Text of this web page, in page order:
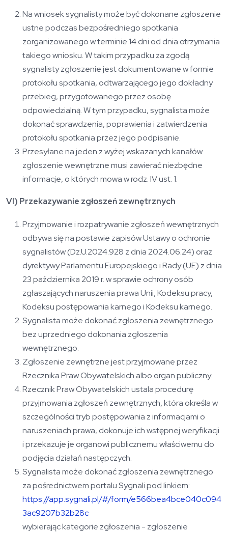
Na wniosek sygnalisty może być dokonane zgłoszenie
ustne podczas bezpośredniego spotkania
zorganizowanego w terminie 14 dni od dnia otrzymania
takiego wniosku. W takim przypadku za zgodą
sygnalisty zgłoszenie jest dokumentowane w formie
protokołu spotkania, odtwarzającego jego dokładny
przebieg, przygotowanego przez osobę
odpowiedzialną. W tym przypadku, sygnalista może
dokonać sprawdzenia, poprawienia i zatwierdzenia
protokołu spotkania przez jego podpisanie.
Przesyłane na jeden z wyżej wskazanych kanałów
zgłoszenie wewnętrzne musi zawierać niezbędne
informacje, o których mowa w rodz. IV ust. 1.
VI) Przekazywanie zgłoszeń zewnętrznych
Przyjmowanie i rozpatrywanie zgłoszeń wewnętrznych
odbywa się na postawie zapisów Ustawy o ochronie
sygnalistów (Dz.U.2024.928 z dnia 2024.06.24) oraz
dyrektywy Parlamentu Europejskiego i Rady (UE) z dnia
23 października 2019 r. w sprawie ochrony osób
zgłaszających naruszenia prawa Unii, Kodeksu pracy,
Kodeksu postępowania karnego i Kodeksu karnego.
Sygnalista może dokonać zgłoszenia zewnętrznego
bez uprzedniego dokonania zgłoszenia
wewnętrznego.
Zgłoszenie zewnętrzne jest przyjmowane przez
Rzecznika Praw Obywatelskich albo organ publiczny.
Rzecznik Praw Obywatelskich ustala procedurę
przyjmowania zgłoszeń zewnętrznych, która określa w
szczególności tryb postępowania z informacjami o
naruszeniach prawa, dokonuje ich wstępnej weryfikacji
i przekazuje je organowi publicznemu właściwemu do
podjęcia działań następczych.
Sygnalista może dokonać zgłoszenia zewnętrznego
za pośrednictwem portalu Sygnali pod linkiem:
https://app.sygnali.pl/#/form/e566bea4bce040c094
3ac9207b32b28c
wybierając kategorie zgłoszenia - zgłoszenie